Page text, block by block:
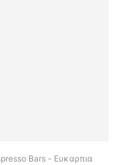
Bars - Ευκαρπια